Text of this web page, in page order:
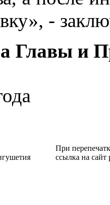
-
Главы и
При
ссылка на сайт